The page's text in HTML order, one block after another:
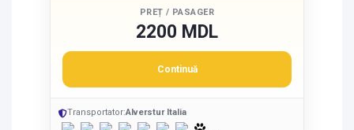
PREȚ / PASAGER
2200 MDL
Continuă
Transportator:Alverstur Italia